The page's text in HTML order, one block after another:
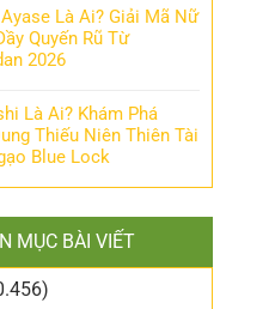
Là Ai? Giải Mã Nữ
Quyến Rũ Từ
2026
Là Ai? Khám Phá
Thiếu Niên Thiên Tài
Blue Lock
MỤC BÀI VIẾT